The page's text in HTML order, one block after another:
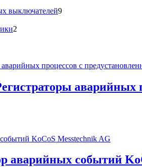
выключателей9
2
аварийных
аварийных событий